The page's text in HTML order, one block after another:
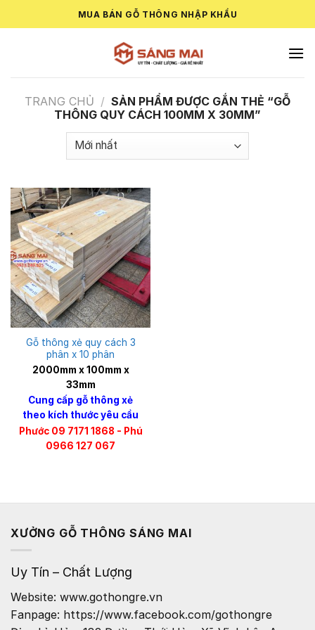
to
MUA BÁN GỖ THÔNG NHẬP KHẨU
TRANG CHỦ / SẢN PHẨM ĐƯỢC GẮN THẺ “GỖ
THÔNG QUY CÁCH 100MM X 30MM”
Gỗ thông xẻ quy cách 3
phân x 10 phân
2000mm x 100mm x
33mm
Cung cấp gỗ thông xẻ
theo kích thước yêu cầu
Phước 09 7171 1868 - Phú
0966 127 067
XƯỞNG GỖ THÔNG SÁNG MAI
Uy Tín – Chất Lượng
Website: www.gothongre.vn
Fanpage: https://www.facebook.com/gothongre